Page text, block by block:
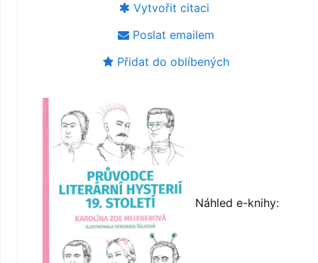
Vytvořit citaci
Poslat emailem
Přidat do oblíbených
Náhled e-knihy: